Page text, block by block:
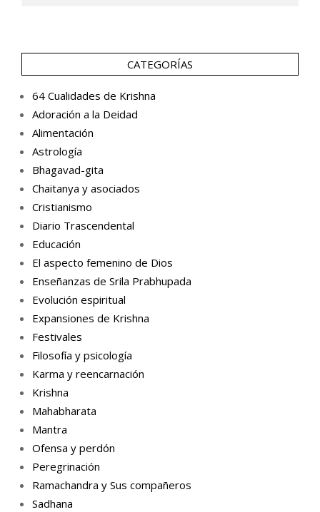
CATEGORÍAS
64 Cualidades de Krishna
Adoración a la Deidad
Alimentación
Astrología
Bhagavad-gita
Chaitanya y asociados
Cristianismo
Diario Trascendental
Educación
El aspecto femenino de Dios
Enseñanzas de Srila Prabhupada
Evolución espiritual
Expansiones de Krishna
Festivales
Filosofía y psicología
Karma y reencarnación
Krishna
Mahabharata
Mantra
Ofensa y perdón
Peregrinación
Ramachandra y Sus compañeros
Sadhana